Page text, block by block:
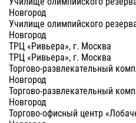
Новгород
Училище олимпийского
Новгород
ТРЦ «Ривьера», г. Москва
ТРЦ «Ривьера», г. Москва
Торгово-развлекательный
Новгород
Торгово-развлекательный
Новгород
Торгово-офисный центр